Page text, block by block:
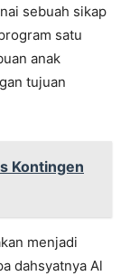
sebuah sikap
satu
anak
tujuan
Kontingen
menjadi
dahsyatnya Al